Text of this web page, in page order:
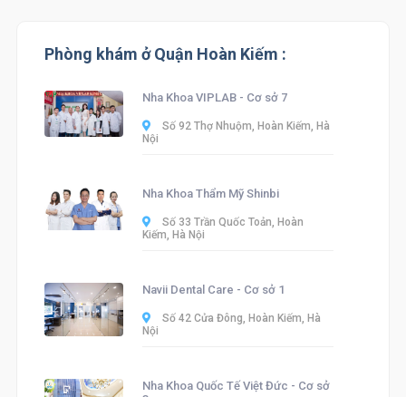
Phòng khám ở Quận Hoàn Kiếm :
Nha Khoa VIPLAB - Cơ sở 7
Số 92 Thợ Nhuộm, Hoàn Kiếm, Hà
Nội
Nha Khoa Thẩm Mỹ Shinbi
Số 33 Trần Quốc Toản, Hoàn
Kiếm, Hà Nội
Navii Dental Care - Cơ sở 1
Số 42 Cửa Đông, Hoàn Kiếm, Hà
Nội
Nha Khoa Quốc Tế Việt Đức - Cơ sở